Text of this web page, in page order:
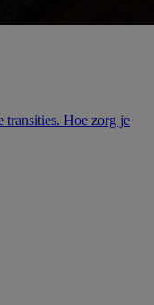
transities. Hoe zorg je